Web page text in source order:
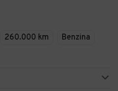
260.000 km
Benzina